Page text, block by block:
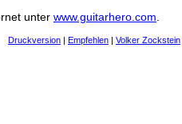
unter www.guitarhero.com
Druckversion | Empfehlen | Volker Zockstein